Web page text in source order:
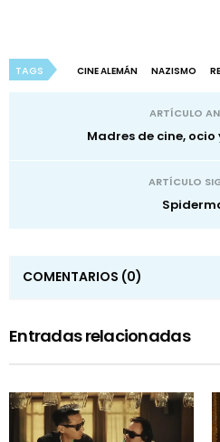
TAGS CINE ALEMÁN NAZISMO
ARTÍCULO
Madres de cine,
ARTÍCULO
COMENTARIOS (0)
Entradas relacionadas